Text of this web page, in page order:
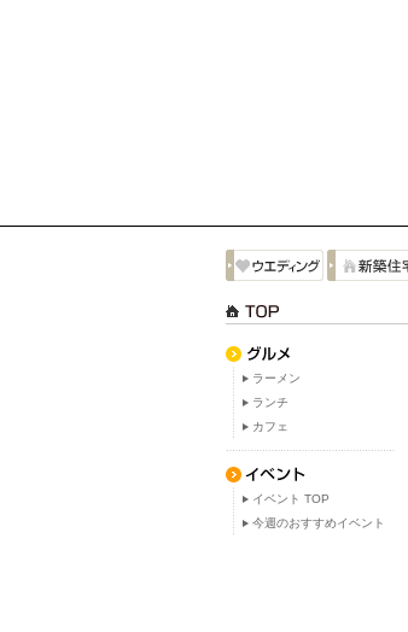
ラーメン
ランチ
カフェ
イベント TOP
今週のおすすめイベント